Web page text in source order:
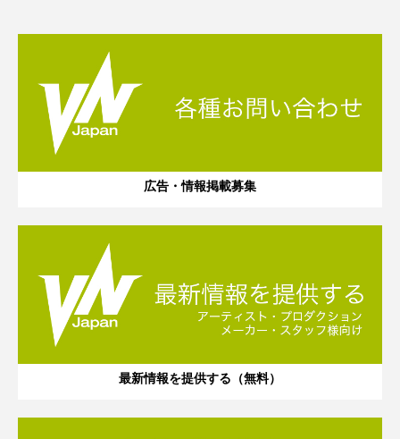
広告・情報掲載募集
最新情報を提供する（無料）